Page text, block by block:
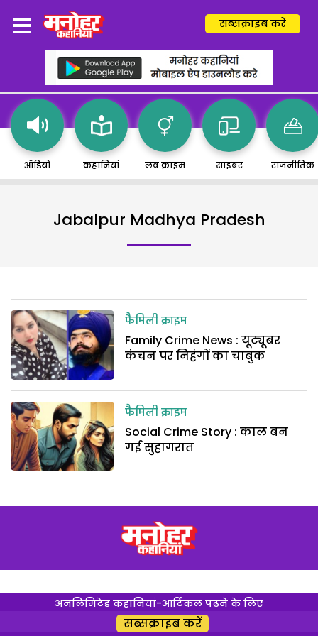
सब्सक्राइब करें
ऑडियो कहानियां लव क्राइम साइबर राजनीतिक
Jabalpur Madhya Pradesh
फैमिली क्राइम
Family Crime News : यूट्यूबर
कंचन पर निहंगों का चाबुक
फैमिली क्राइम
Social Crime Story : काल बन
गई सुहागरात
अनलिमिटेड कहानियां-आर्टिकल पढ़ने के लिए
सब्सक्राइब करें